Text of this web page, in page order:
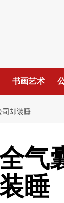
书画艺术
司却装睡
气
睡